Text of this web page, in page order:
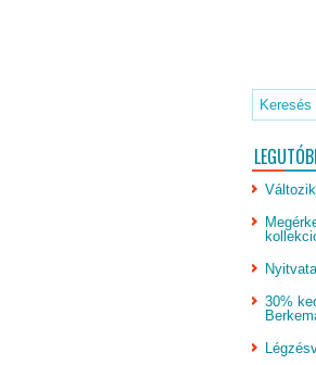
30%